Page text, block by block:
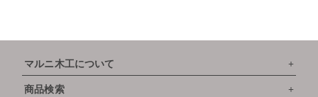
マルニ木工について
商品検索